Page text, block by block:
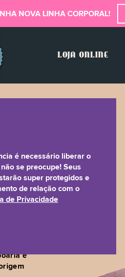
NOVA LINHA CORPORAL!
LOJA ONLINE
é
é necessário liberar o
se preocupe! Seus
super protegidos e
de relação com o
de Privacidade